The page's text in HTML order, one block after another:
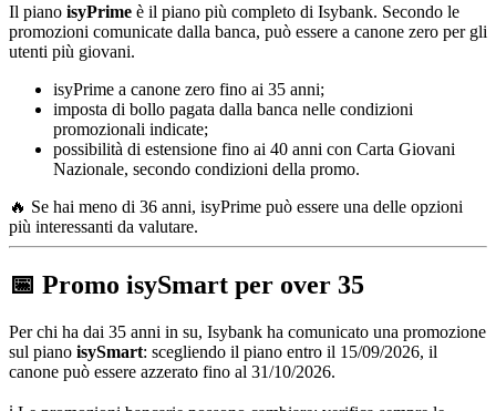
Il piano isyPrime è il piano più completo di Isybank. Secondo le
promozioni comunicate dalla banca, può essere a canone zero per gli
utenti più giovani.
isyPrime a canone zero fino ai 35 anni;
imposta di bollo pagata dalla banca nelle condizioni
promozionali indicate;
possibilità di estensione fino ai 40 anni con Carta Giovani
Nazionale, secondo condizioni della promo.
🔥 Se hai meno di 36 anni, isyPrime può essere una delle opzioni
più interessanti da valutare.
📅 Promo isySmart per over 35
Per chi ha dai 35 anni in su, Isybank ha comunicato una promozione
sul piano isySmart: scegliendo il piano entro il 15/09/2026, il
canone può essere azzerato fino al 31/10/2026.